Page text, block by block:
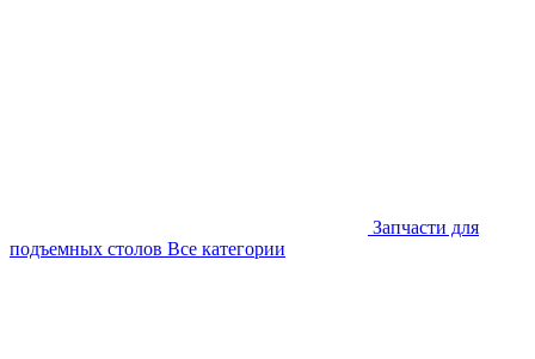
Запчасти для
подъемных столов Все категории